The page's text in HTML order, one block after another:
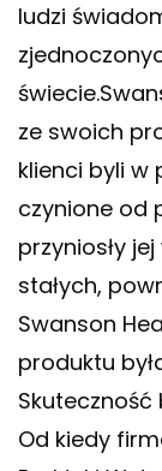
ludzi
ze swoich
klienci byli w
czynione od
przyniosły
stałych,
Swanson
produktu
Skuteczność
Od kiedy